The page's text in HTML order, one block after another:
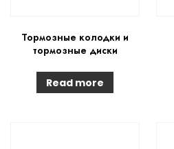
Тормозные колодки и
тормозные диски
Read more